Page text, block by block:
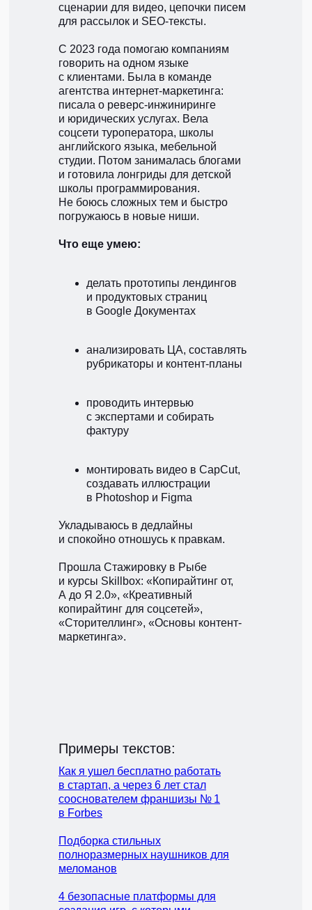
сценарии для видео, цепочки писем
для рассылок и SEO-тексты.
С 2023 года помогаю компаниям
говорить на одном языке
с клиентами. Была в команде
агентства интернет-маркетинга:
писала о реверс-инжиниринге
и юридических услугах. Вела
соцсети туроператора, школы
английского языка, мебельной
студии. Потом занималась блогами
и готовила лонгриды для детской
школы программирования.
Не боюсь сложных тем и быстро
погружаюсь в новые ниши.
Что еще умею:
делать прототипы лендингов
и продуктовых страниц
в Google Документах
анализировать ЦА, составлять
рубрикаторы и контент-планы
проводить интервью
с экспертами и собирать
фактуру
монтировать видео в CapCut,
создавать иллюстрации
в Photoshop и Figma
Укладываюсь в дедлайны
и спокойно отношусь к правкам.
Прошла Стажировку в Рыбе
и курсы Skillbox: «Копирайтинг от,
А до Я 2.0», «Креативный
копирайтинг для соцсетей»,
«Сторителлинг», «Основы контент-
маркетинга».
Примеры текстов:
Как я ушел бесплатно работать
в стартап, а через 6 лет стал
сооснователем франшизы № 1
в Forbes
Подборка стильных
полноразмерных наушников для
меломанов
4 безопасные платформы для